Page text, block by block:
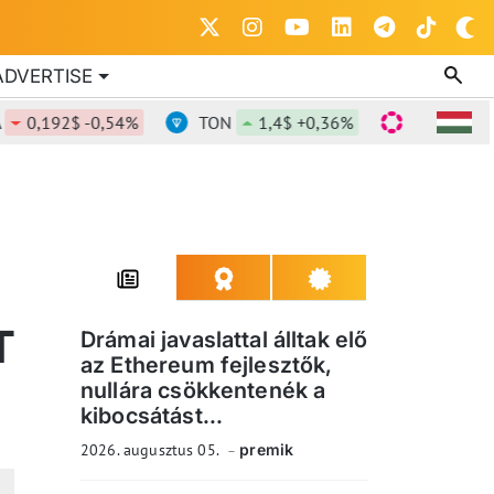
-0,54% TON 1,4$ +0,36% DOT 0,841$
Drámai javaslattal álltak elő
az Ethereum fejlesztők,
nullára csökkentenék a
kibocsátást...
2026. augusztus 05. premik